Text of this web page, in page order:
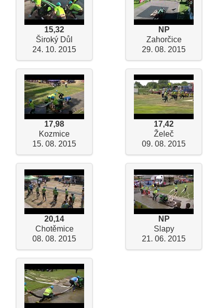
15,32
Široký Důl
24. 10. 2015
NP
Zahorčice
29. 08. 2015
17,98
Kozmice
15. 08. 2015
17,42
Želeč
09. 08. 2015
20,14
Chotěmice
08. 08. 2015
NP
Slapy
21. 06. 2015